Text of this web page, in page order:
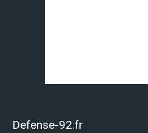
Defense-92.fr